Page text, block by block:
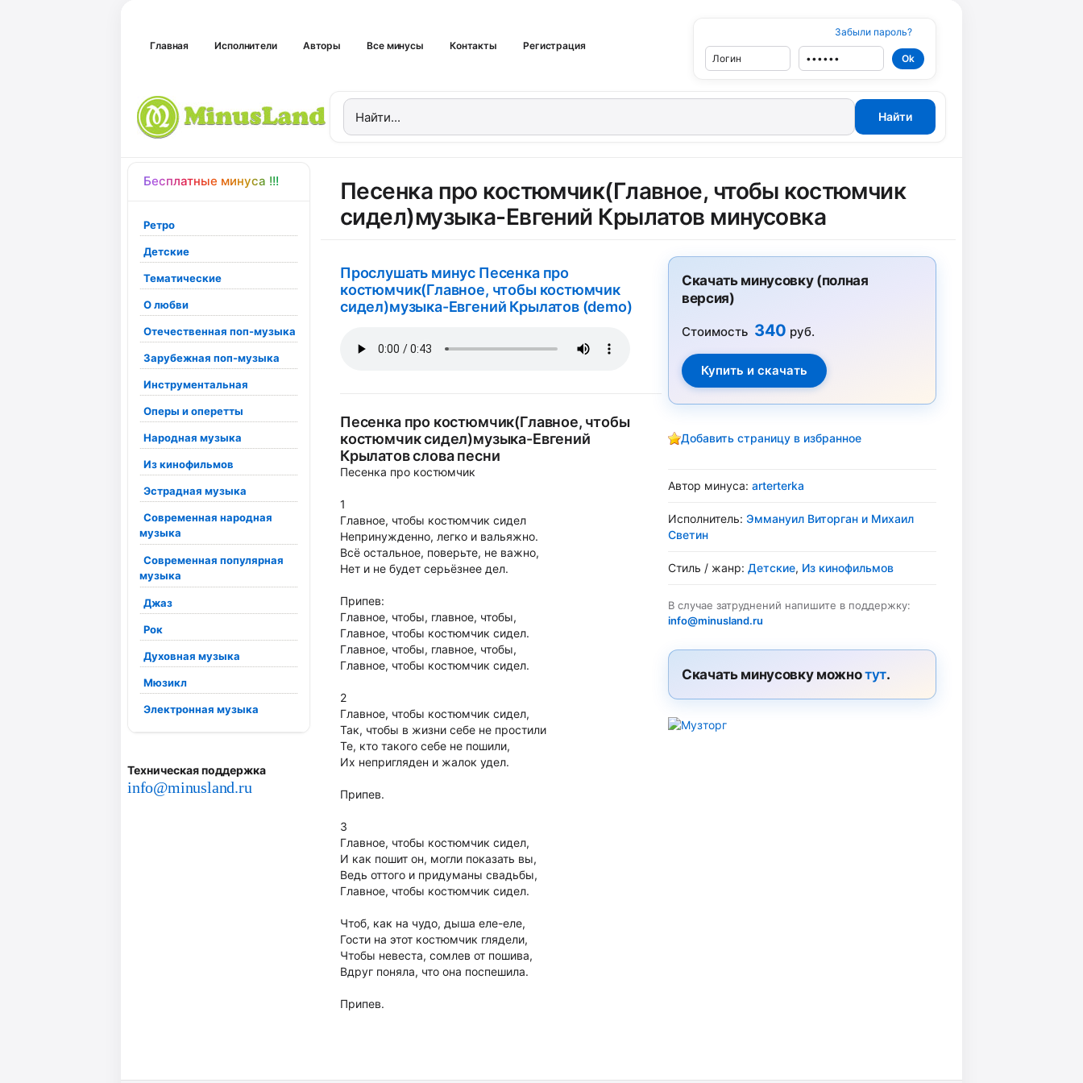
Главная Исполнители Авторы Все минусы Контакты Регистрация
Забыли пароль?
Бесплатные минуса !!!
Ретро
Детские
Тематические
О любви
Отечественная поп-музыка
Зарубежная поп-музыка
Инструментальная
Оперы и оперетты
Народная музыка
Из кинофильмов
Эстрадная музыка
Современная народная
музыка
Современная популярная
музыка
Джаз
Рок
Духовная музыка
Мюзикл
Электронная музыка
Техническая поддержка
info@minusland.ru
Песенка про костюмчик(Главное, чтобы костюмчик
сидел)музыка-Евгений Крылатов минусовка
Прослушать минус Песенка про
костюмчик(Главное, чтобы костюмчик
сидел)музыка-Евгений Крылатов (demo)
Песенка про костюмчик(Главное, чтобы
костюмчик сидел)музыка-Евгений
Крылатов слова песни
Песенка про костюмчик
1
Главное, чтобы костюмчик сидел
Непринужденно, легко и вальяжно.
Всё остальное, поверьте, не важно,
Нет и не будет серьёзнее дел.
Припев:
Главное, чтобы, главное, чтобы,
Главное, чтобы костюмчик сидел.
Главное, чтобы, главное, чтобы,
Главное, чтобы костюмчик сидел.
2
Главное, чтобы костюмчик сидел,
Так, чтобы в жизни себе не простили
Те, кто такого себе не пошили,
Их непригляден и жалок удел.
Припев.
3
Главное, чтобы костюмчик сидел,
И как пошит он, могли показать вы,
Ведь оттого и придуманы свадьбы,
Главное, чтобы костюмчик сидел.
Чтоб, как на чудо, дыша еле-еле,
Гости на этот костюмчик глядели,
Чтобы невеста, сомлев от пошива,
Вдруг поняла, что она поспешила.
Припев.
Скачать минусовку (полная
версия)
Стоимость 340 руб.
Добавить страницу в избранное
Автор минуса: arterterka
Исполнитель: Эммануил Виторган и Михаил
Светин
Стиль / жанр: Детские, Из кинофильмов
В случае затруднений напишите в поддержку:
info@minusland.ru
Скачать минусовку можнотут.